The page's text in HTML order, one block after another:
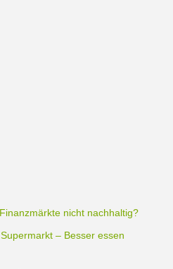
nicht nachhaltig?
– Besser essen